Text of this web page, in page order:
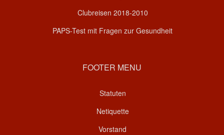
Clubreisen 2018-2010
PAPS-Test mit Fragen zur Gesundheit
FOOTER MENU
Statuten
Netiquette
Vorstand